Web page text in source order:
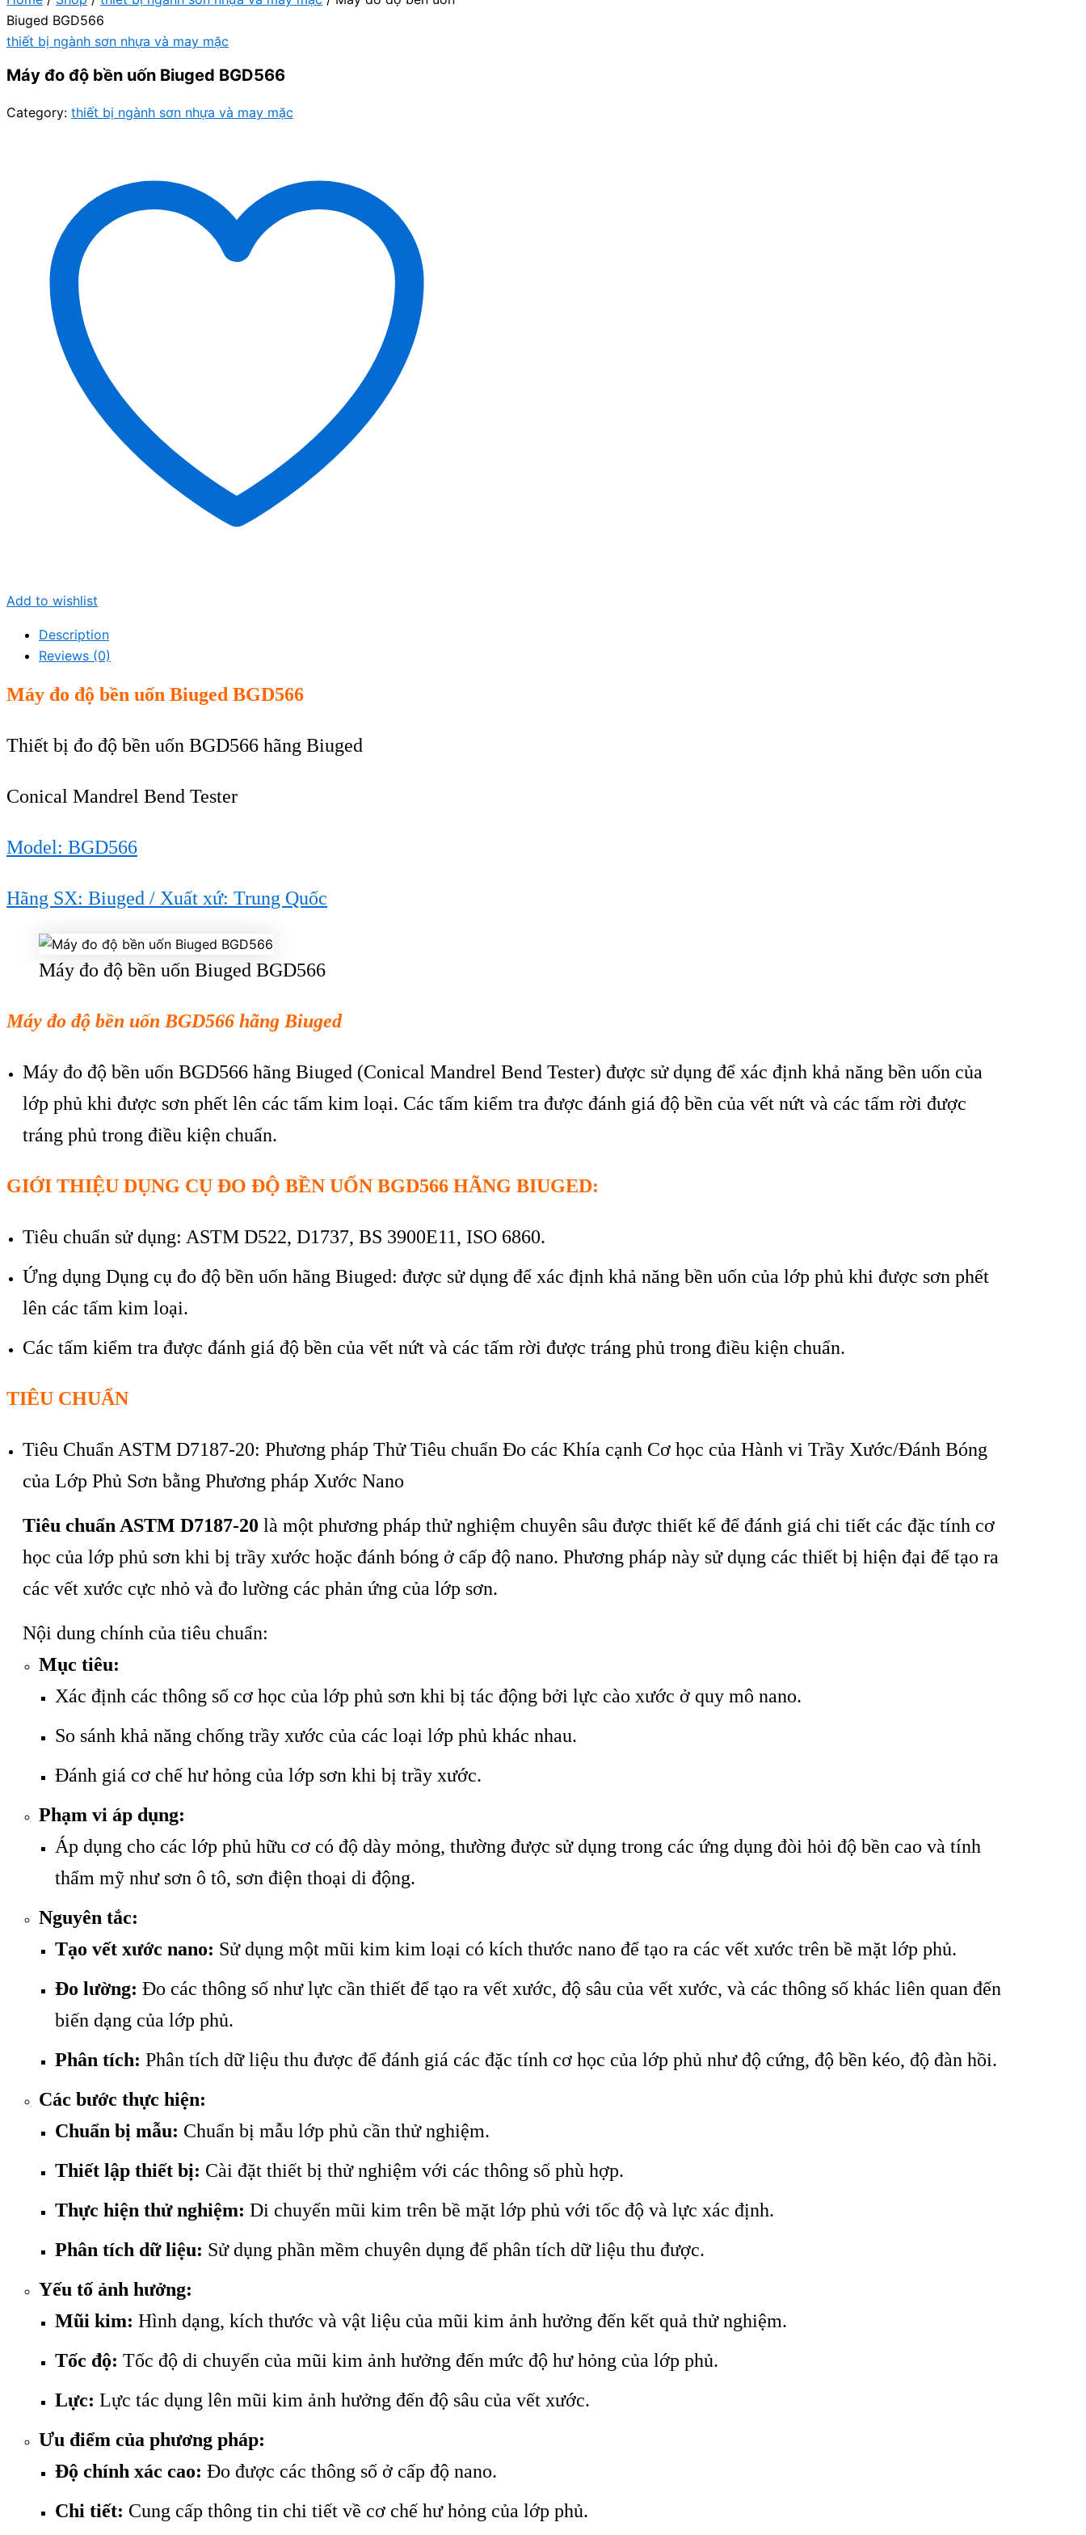
Biuged BGD566
thiết bị ngành sơn nhựa và may mặc
Máy đo độ bền uốn Biuged BGD566
Category: thiết bị ngành sơn nhựa và may mặc
Add to wishlist
Description
Reviews (0)
Máy đo độ bền uốn Biuged BGD566
Thiết bị đo độ bền uốn BGD566 hãng Biuged
Conical Mandrel Bend Tester
Model: BGD566
Hãng SX: Biuged / Xuất xứ: Trung Quốc
Máy đo độ bền uốn Biuged BGD566
Máy đo độ bền uốn BGD566 hãng Biuged
Máy đo độ bền uốn BGD566 hãng Biuged (Conical Mandrel Bend Tester) được sử dụng để xác định khả năng bền uốn của
lớp phủ khi được sơn phết lên các tấm kim loại. Các tấm kiểm tra được đánh giá độ bền của vết nứt và các tấm rời được
tráng phủ trong điều kiện chuẩn.
GIỚI THIỆU DỤNG CỤ ĐO ĐỘ BỀN UỐN BGD566 HÃNG BIUGED:
Tiêu chuẩn sử dụng: ASTM D522, D1737, BS 3900E11, ISO 6860.
Ứng dụng Dụng cụ đo độ bền uốn hãng Biuged: được sử dụng để xác định khả năng bền uốn của lớp phủ khi được sơn phết
lên các tấm kim loại.
Các tấm kiểm tra được đánh giá độ bền của vết nứt và các tấm rời được tráng phủ trong điều kiện chuẩn.
TIÊU CHUẨN
Tiêu Chuẩn ASTM D7187-20: Phương pháp Thử Tiêu chuẩn Đo các Khía cạnh Cơ học của Hành vi Trầy Xước/Đánh Bóng
của Lớp Phủ Sơn bằng Phương pháp Xước Nano
Tiêu chuẩn ASTM D7187-20 là một phương pháp thử nghiệm chuyên sâu được thiết kế để đánh giá chi tiết các đặc tính cơ
học của lớp phủ sơn khi bị trầy xước hoặc đánh bóng ở cấp độ nano. Phương pháp này sử dụng các thiết bị hiện đại để tạo ra
các vết xước cực nhỏ và đo lường các phản ứng của lớp sơn.
Nội dung chính của tiêu chuẩn:
Mục tiêu:
Xác định các thông số cơ học của lớp phủ sơn khi bị tác động bởi lực cào xước ở quy mô nano.
So sánh khả năng chống trầy xước của các loại lớp phủ khác nhau.
Đánh giá cơ chế hư hỏng của lớp sơn khi bị trầy xước.
Phạm vi áp dụng:
Áp dụng cho các lớp phủ hữu cơ có độ dày mỏng, thường được sử dụng trong các ứng dụng đòi hỏi độ bền cao và tính
thẩm mỹ như sơn ô tô, sơn điện thoại di động.
Nguyên tắc:
Tạo vết xước nano: Sử dụng một mũi kim kim loại có kích thước nano để tạo ra các vết xước trên bề mặt lớp phủ.
Đo lường: Đo các thông số như lực cần thiết để tạo ra vết xước, độ sâu của vết xước, và các thông số khác liên quan đến
biến dạng của lớp phủ.
Phân tích: Phân tích dữ liệu thu được để đánh giá các đặc tính cơ học của lớp phủ như độ cứng, độ bền kéo, độ đàn hồi.
Các bước thực hiện:
Chuẩn bị mẫu: Chuẩn bị mẫu lớp phủ cần thử nghiệm.
Thiết lập thiết bị: Cài đặt thiết bị thử nghiệm với các thông số phù hợp.
Thực hiện thử nghiệm: Di chuyển mũi kim trên bề mặt lớp phủ với tốc độ và lực xác định.
Phân tích dữ liệu: Sử dụng phần mềm chuyên dụng để phân tích dữ liệu thu được.
Yếu tố ảnh hưởng:
Mũi kim: Hình dạng, kích thước và vật liệu của mũi kim ảnh hưởng đến kết quả thử nghiệm.
Tốc độ: Tốc độ di chuyển của mũi kim ảnh hưởng đến mức độ hư hỏng của lớp phủ.
Lực: Lực tác dụng lên mũi kim ảnh hưởng đến độ sâu của vết xước.
Ưu điểm của phương pháp:
Độ chính xác cao: Đo được các thông số ở cấp độ nano.
Chi tiết: Cung cấp thông tin chi tiết về cơ chế hư hỏng của lớp phủ.